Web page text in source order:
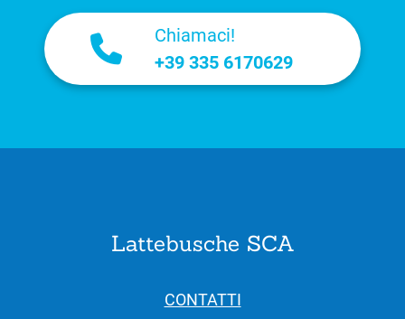
Chiamaci!
+39 335 6170629
Lattebusche SCA
CONTATTI